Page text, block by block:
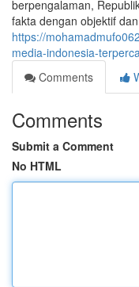
berpengalaman,
fakta dengan objektif
https://
media-indonesia-
Comments
Comments
Submit a Comment
No HTML